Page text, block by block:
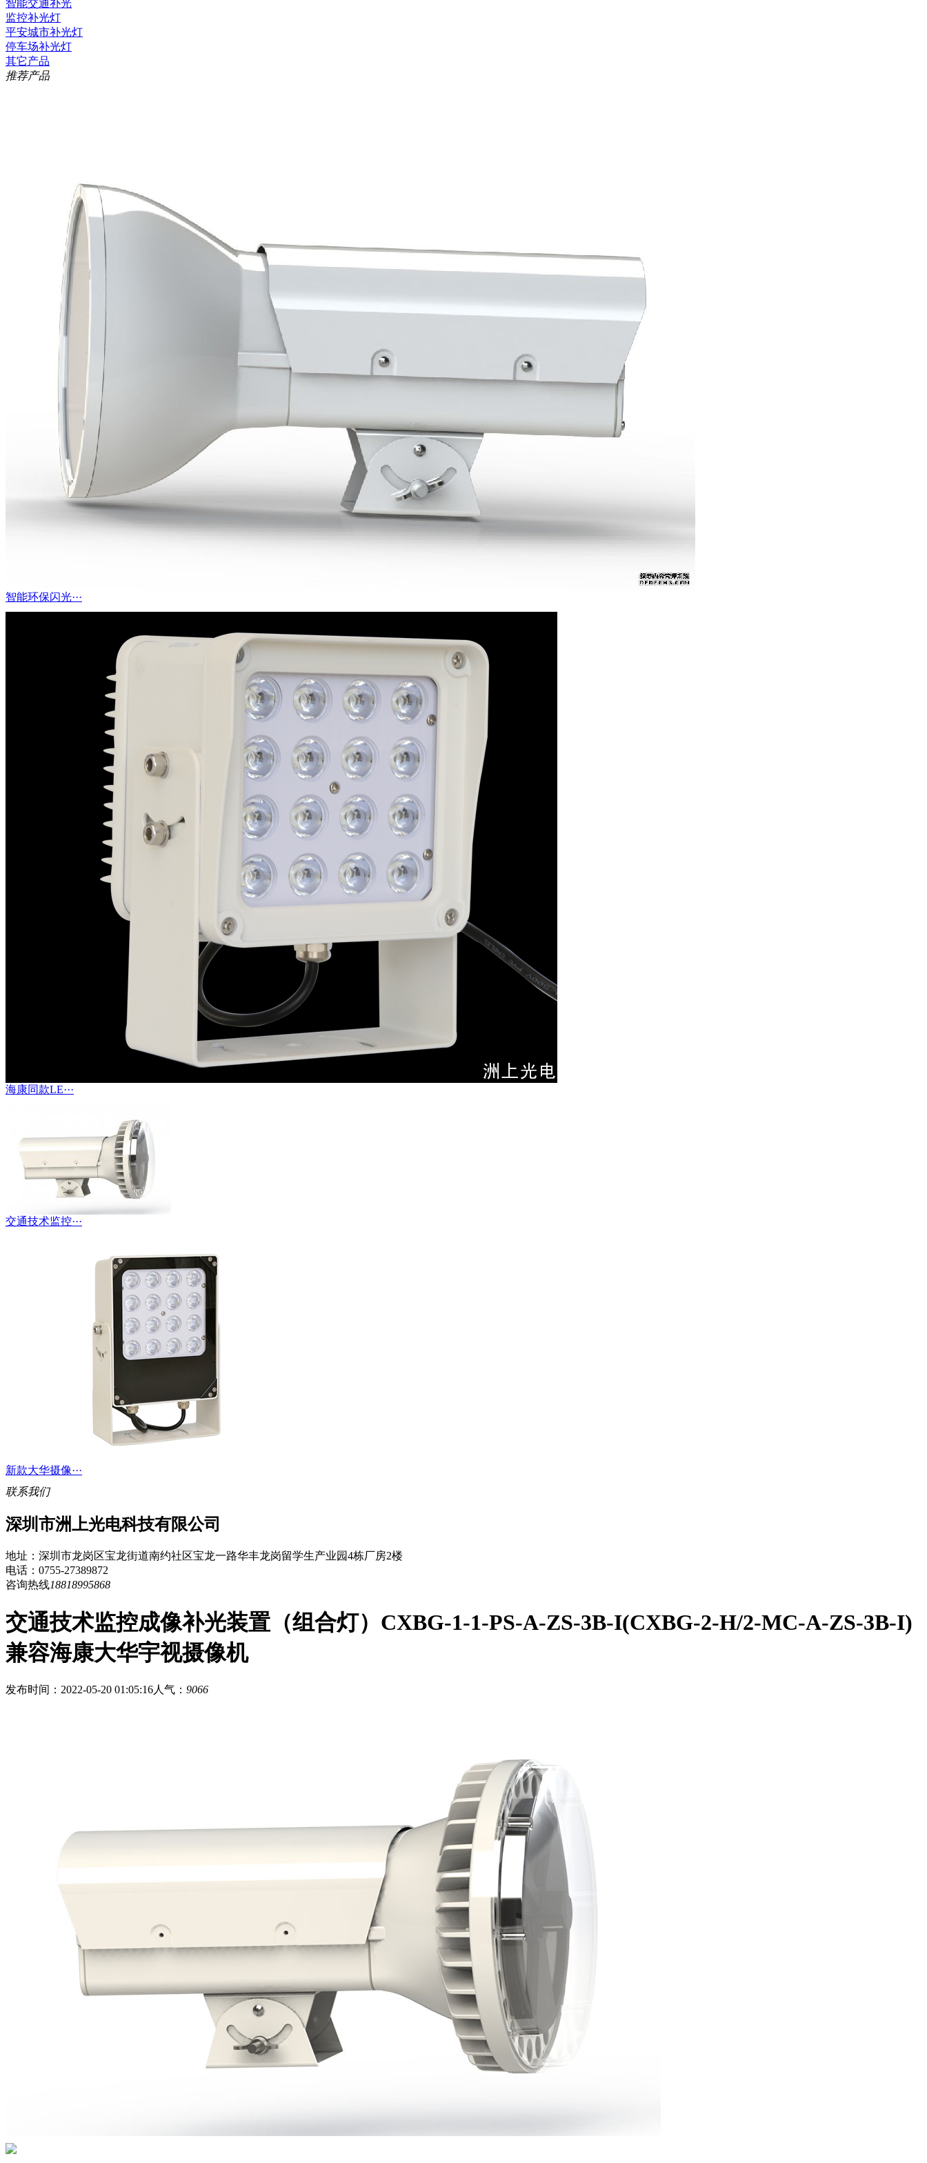
智能交通补光
监控补光灯
平安城市补光灯
停车场补光灯
其它产品
推荐产品
智能环保闪光···
海康同款LE···
交通技术监控···
新款大华摄像···
联系我们
深圳市洲上光电科技有限公司
地址：深圳市龙岗区宝龙街道南约社区宝龙一路华丰龙岗留学生产业园4栋厂房2楼
电话：0755-27389872
咨询热线18818995868
交通技术监控成像补光装置（组合灯）CXBG-1-1-PS-A-ZS-3B-I(CXBG-2-H/2-MC-A-ZS-3B-I)
兼容海康大华宇视摄像机
发布时间：2022-05-20 01:05:16人气： 9066